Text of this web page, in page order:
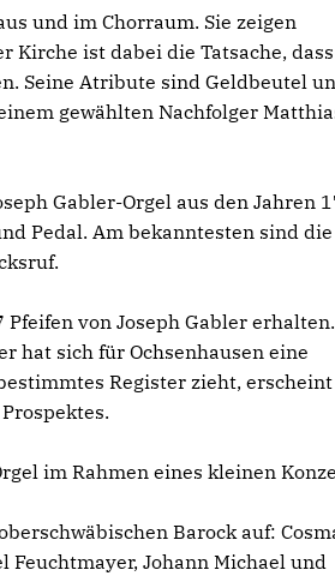
und im Chorraum. Sie zeigen
Kirche ist dabei die Tatsache,
Seine Atribute sind Geldbeutel
gewählten Nachfolger
Gabler-Orgel aus den Jahren
Pedal. Am bekanntesten sind die
von Joseph Gabler erhalten.
hat sich für Ochsenhausen eine
Register zieht, erscheint
im Rahmen eines kleinen
Barock auf:
Feuchtmayer, Johann Michael und